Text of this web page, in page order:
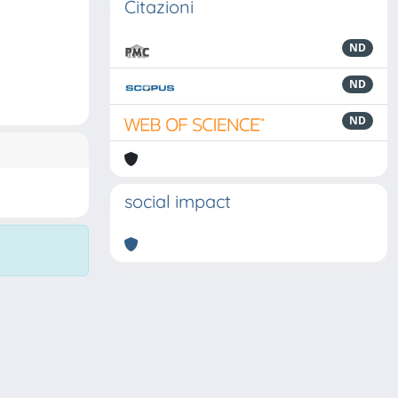
Citazioni
ND
ND
ND
social impact